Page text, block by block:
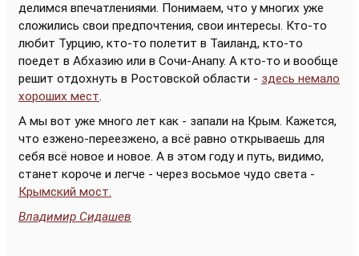
делимся впечатлениями. Понимаем, что у многих уже
сложились свои предпочтения, свои интересы. Кто-то
любит Турцию, кто-то полетит в Таиланд, кто-то
поедет в Абхазию или в Сочи-Анапу. А кто-то и вообще
решит отдохнуть в Ростовской области - здесь немало
хороших мест.
А мы вот уже много лет как - запали на Крым. Кажется,
что езжено-переезжено, а всё равно открываешь для
себя всё новое и новое. А в этом году и путь, видимо,
станет короче и легче - через восьмое чудо света -
Крымский мост.
Владимир Сидашев